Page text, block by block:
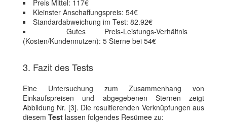
Preis Mittel: 117€
Kleinster Anschaffungspreis: 54€
Standardabweichung im Test: 82.92€
Gutes Preis-Leistungs-Verhältnis
(Kosten/Kundennutzen): 5 Sterne bei 54€
3. Fazit des Tests
Eine Untersuchung zum Zusammenhang von
Einkaufspreisen und abgegebenen Sternen zeigt
Abbildung Nr. [3]. Die resultierenden Verknüpfungen aus
diesem Test lassen folgendes Resümee zu: